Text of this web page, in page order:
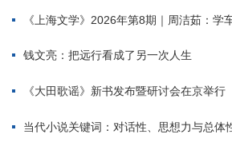
《上海文学》2026年第8期｜周洁茹：学
钱文亮：把远行看成了另一次人生
《大田歌谣》新书发布暨研讨会在京举行
当代小说关键词：对话性、思想力与总体